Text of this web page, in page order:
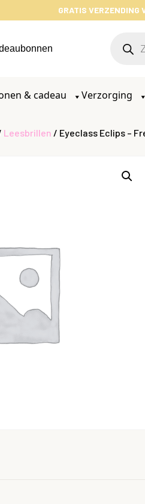
GRATIS VERZENDING
& cadeau Verzorging
Leesbrillen / Eyeclass Eclips –